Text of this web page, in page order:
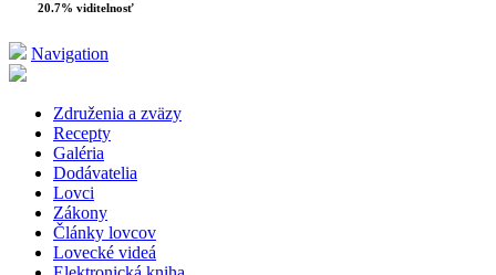
20.7% viditelnosť
Navigation
Združenia a zväzy
Recepty
Galéria
Dodávatelia
Lovci
Zákony
Články lovcov
Lovecké videá